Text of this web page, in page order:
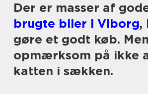
Der er masser af
brugte biler i Viborg,
gøre et godt køb.
opmærksom på ikke
katten i sækken.